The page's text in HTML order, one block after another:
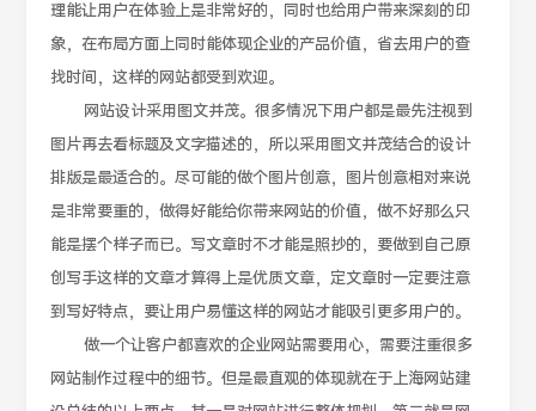
理能让用户在体验上是非常好的，同时也给用户带来深刻的印
象，在布局方面上同时能体现企业的产品价值，省去用户的查
找时间，这样的网站都受到欢迎。
网站设计采用图文并茂。很多情况下用户都是最先注视到
图片再去看标题及文字描述的，所以采用图文并茂结合的设计
排版是最适合的。尽可能的做个图片创意，图片创意相对来说
是非常要重的，做得好能给你带来网站的价值，做不好那么只
能是摆个样子而已。写文章时不才能是照抄的，要做到自己原
创写手这样的文章才算得上是优质文章，定文章时一定要注意
到写好特点，要让用户易懂这样的网站才能吸引更多用户的。
做一个让客户都喜欢的企业网站需要用心，需要注重很多
网站制作过程中的细节。但是最直观的体现就在于上海网站建